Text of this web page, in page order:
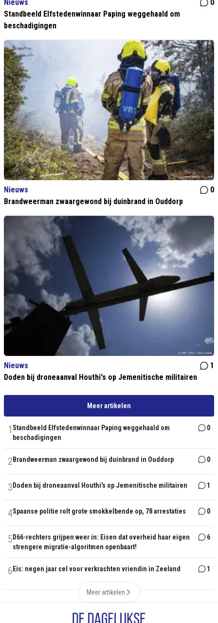
Nieuws
0
Standbeeld Elfstedenwinnaar Paping weggehaald om
beschadigingen
Nieuws
0
Brandweerman zwaargewond bij duinbrand in Ouddorp
Nieuws
1
Doden bij droneaanval Houthi's op Jemenitische militairen
Meer artikelen
1 Standbeeld Elfstedenwinnaar Paping weggehaald om
beschadigingen
0
2 Brandweerman zwaargewond bij duinbrand in Ouddorp 0
3 Doden bij droneaanval Houthi's op Jemenitische militairen 1
4Spaanse politie rolt grote smokkelbende op, 78 arrestaties 0
5 D66-rechters grijpen weer in: Eisen dat overheid haar eigen
strengere migratie-algoritmen openbaart!
6
6 Eis: negen jaar cel voor verkrachten vriendin in Zeeland 1
Meer artikelen